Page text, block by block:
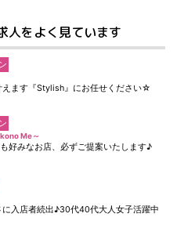
人をよく見ています
えます『Stylish』にお任せください☆
Me～
好みなお店、必ずご提案いたします♪
に入店者続出♪30代40代大人女子活躍中